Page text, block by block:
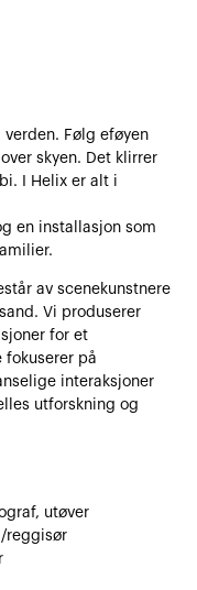
Følg eføyen
skyen. Det klirrer
I Helix er alt i
en installasjon som
av scenekunstnere
Vi produserer
for et
på
interaksjoner
utforskning og
utøver
reggisør